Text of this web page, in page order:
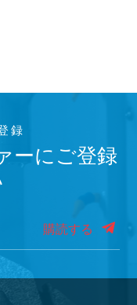
録
ーにご登録
購読する